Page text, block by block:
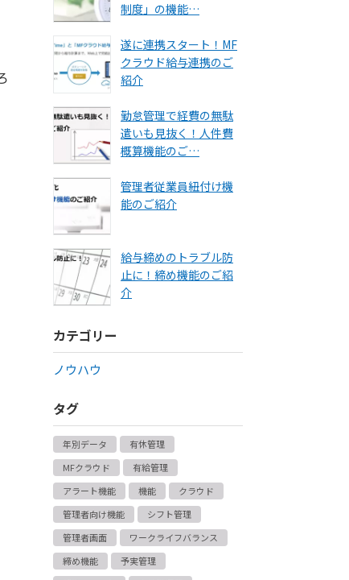
制度」の機能…
遂に連携スタート！MF
クラウド給与連携のご
紹介
勤怠管理で経費の無駄
遣いも見抜く！人件費
概算機能のご…
管理者従業員紐付け機
能のご紹介
給与締めのトラブル防
止に！締め機能のご紹
介
カテゴリー
ノウハウ
タグ
年別データ
有休管理
MFクラウド
有給管理
アラート機能
機能
クラウド
管理者向け機能
シフト管理
管理者画面
ワークライフバランス
締め機能
予実管理